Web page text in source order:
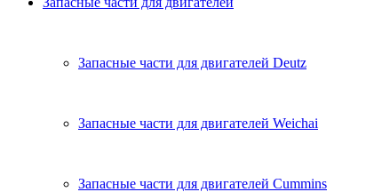
Запасные части для двигателей Deutz
Запасные части для двигателей Weichai
Запасные части для двигателей Cummins